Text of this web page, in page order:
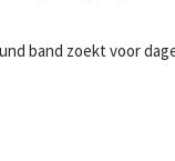
band zoekt voor